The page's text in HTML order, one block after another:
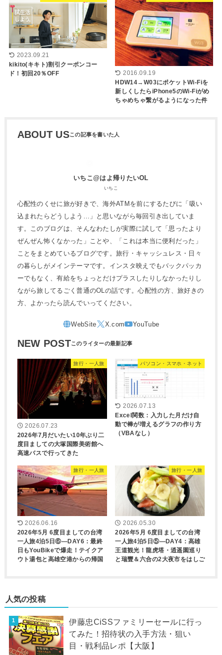
2023.09.21
kikito(キキト)割引クーポンコー
ド！初回20％OFF
2016.09.19
HDW14→W03にポケットWi-Fiを
新しくしたらiPhone5のWi-Fiがめ
ちゃめちゃ繋がるようになった件
ABOUT US
いちこ@はよ帰りたいOL
いちこ
心配性のくせに旅が好きで、海外ATMを前にするたびに「吸い
込まれたらどうしよう…」と思いながら毎回引き出していま
す。このブログは、そんなわたしが実際に試して「思ったより
ぜんぜん怖くなかった」ことや、「これは本当に便利だった」
ことをまとめているブログです。旅行・キャッシュレス・日々
の暮らしがメインテーマです。インスタ映えでもバックパッカ
ーでもなく、有給をちょっとだけプラスしたりしなかったりし
ながら旅してるごく普通のOLの話です。心配性の方、旅好きの
方、よかったら読んでいってください。
NEW POST
旅行・一人旅
2026.07.23
2026年7月だいたい10年ぶり二
度目ましての大塚国際美術館へ
高速バスで行ってきた
パソコン・スマホ・ネット
2026.07.13
Excel関数：入力した月だけ自
動で棒が増えるグラフの作り方
（VBAなし）
旅行・一人旅
2026.06.16
2026年5月 6度目ましての台湾
一人旅4泊5日⑥―DAY6：最終
日もYouBikeで爆走！テイクア
ウト湯包と高雄空港からの帰国
旅行・一人旅
2026.05.30
2026年5月 6度目ましての台湾
一人旅4泊5日⑤―DAY4：高雄
王道観光！龍虎塔・逍遥園巡り
と瑞豐＆六合の2大夜市をはしご
人気の投稿
伊藤忠CiSSファミリーセールに行っ
てみた！招待状の入手方法・狙い
目・戦利品レポ【大阪】